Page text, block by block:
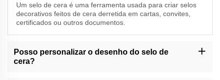
Um selo de cera é uma ferramenta usada para criar selos
decorativos feitos de cera derretida em cartas, convites,
certificados ou outros documentos.
Posso personalizar o desenho do selo de
cera?